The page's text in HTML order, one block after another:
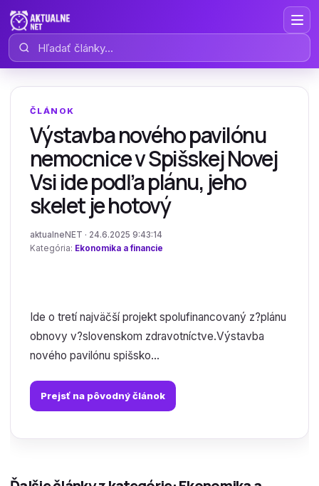
Hľadať články
ČLÁNOK
Výstavba nového pavilónu
nemocnice v Spišskej Novej
Vsi ide podľa plánu, jeho
skelet je hotový
aktualneNET · 24.6.2025 9:43:14
Kategória: Ekonomika a financie
Ide o tretí najväčší projekt spolufinancovaný z?plánu
obnovy v?slovenskom zdravotníctve.Výstavba
nového pavilónu spišsko...
Prejsť na pôvodný článok